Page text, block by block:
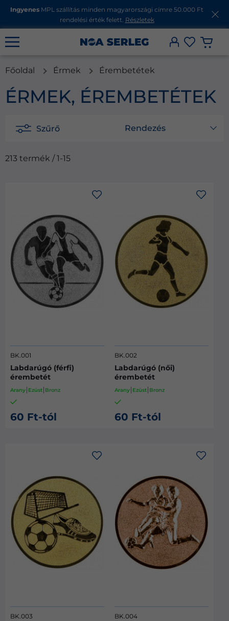
Ingyenes MPL szállítás minden magyarországi címre 50.000 Ft
rendelési érték felett. Részletek
Főoldal Érmek Érembetétek
ÉRMEK, ÉREMBETÉTEK
213 termék / 1-15
Szűrő Rendezés
BK.001
Labdarúgó (férfi)
érembetét
Arany Ezüst Bronz
60 Ft-tól
BK.002
Labdarúgó (női)
érembetét
Arany Ezüst Bronz
60 Ft-tól
BK.003 BK.004